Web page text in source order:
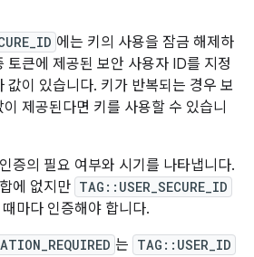
에는 키의 사용을 잠금 해제하
토큰에 제공된 보안 사용자 ID를 지정
값이 있습니다. 키가 반복되는 경우 보
제공된다면 키를 사용할 수 있습니
증의 필요 여부와 시기를 나타냅니다.
에 없지만 TAG::USER_SECURE_ID
마다 인증해야 합니다.
는 TAG::USER_ID